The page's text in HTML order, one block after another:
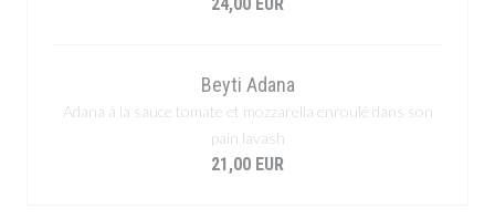
Beyti Adana
Adana à la sauce tomate et mozzarella enroulé dans son
pain lavash
21,00 EUR